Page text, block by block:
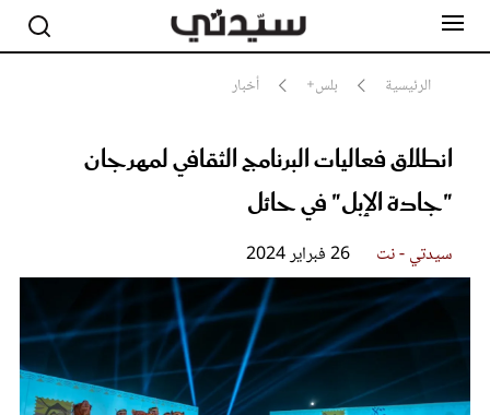
الرئيسية بلس+ أخبار
انطلاق فعاليات البرنامج الثقافي لمهرجان
"جادة الإبل" في حائل
سيدتي - نت 26 فبراير 2024
مشاهير
جمال
سيدتي وطفلك
لايف ستايل
بلس+
مطبخ سيدتي